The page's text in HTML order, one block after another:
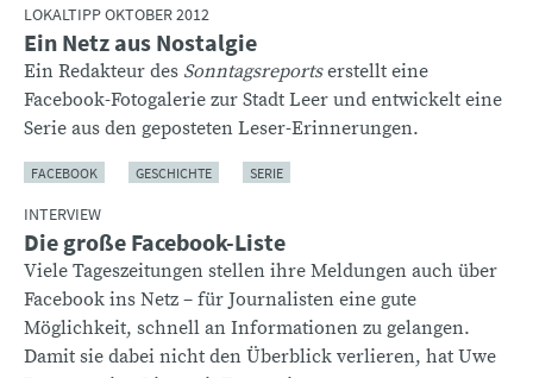
LOKALTIPP OKTOBER 2012
Ein Netz aus Nostalgie
Ein Redakteur des Sonntagsreportserstellt eine
Facebook-Fotogalerie zur Stadt Leer und entwickelt eine
Serie aus den geposteten Leser-Erinnerungen.
FACEBOOK GESCHICHTE SERIE
INTERVIEW
Die große Facebook-Liste
Viele Tageszeitungen stellen ihre Meldungen auch über
Facebook ins Netz – für Journalisten eine gute
Möglichkeit, schnell an Informationen zu gelangen.
Damit sie dabei nicht den Überblick verlieren, hat Uwe